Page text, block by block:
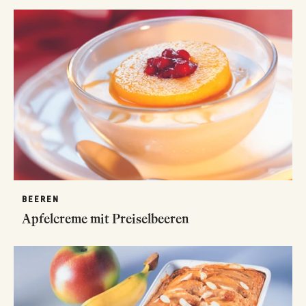
BEEREN
Apfelcreme mit Preiselbeeren